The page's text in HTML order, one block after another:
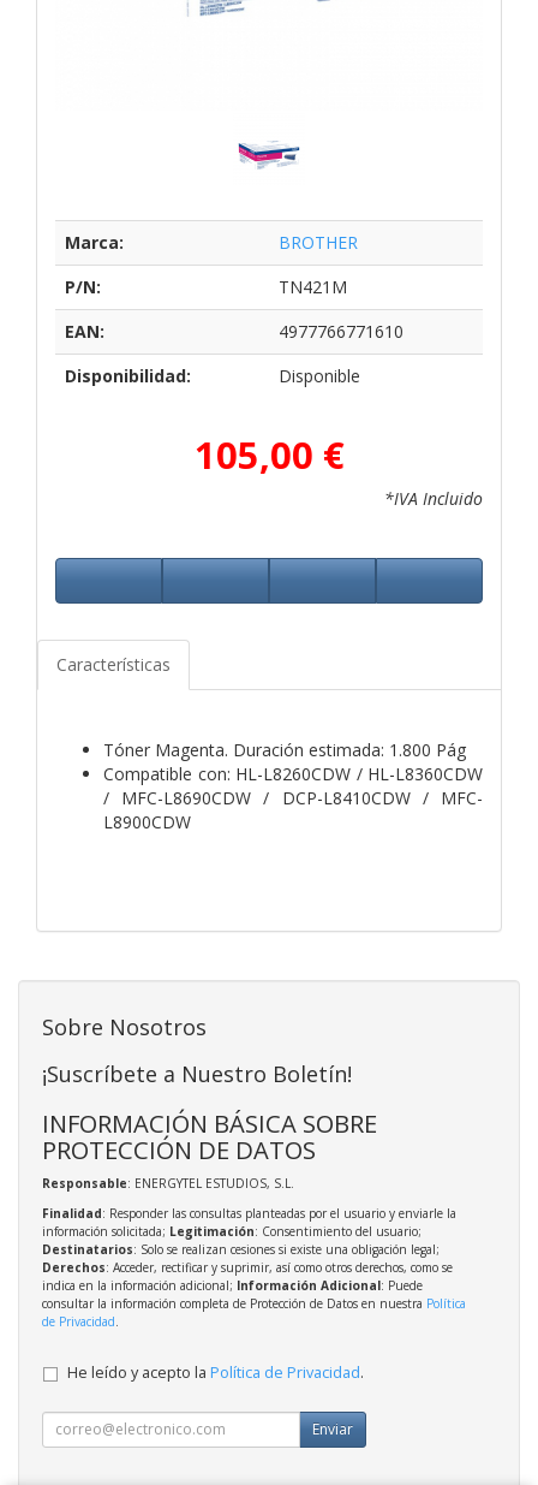
Marca:
BROTHER
P/N:
TN421M
EAN:
4977766771610
Disponibilidad:
Disponible
105,00 €
*IVA Incluido
Características
Tóner Magenta. Duración estimada: 1.800 Pág
Compatible con: HL-L8260CDW / HL-L8360CDW
/ MFC-L8690CDW / DCP-L8410CDW / MFC-
L8900CDW
Sobre Nosotros
¡Suscríbete a Nuestro Boletín!
INFORMACIÓN BÁSICA SOBRE
PROTECCIÓN DE DATOS
Responsable: ENERGYTEL ESTUDIOS, S.L.
Finalidad: Responder las consultas planteadas por el usuario y enviarle la
información solicitada; Legitimación: Consentimiento del usuario;
Destinatarios: Solo se realizan cesiones si existe una obligación legal;
Derechos: Acceder, rectificar y suprimir, así como otros derechos, como se
indica en la información adicional; Información Adicional: Puede
consultar la información completa de Protección de Datos en nuestra Política
de Privacidad
He leído y acepto la Política de Privacidad.
Enviar